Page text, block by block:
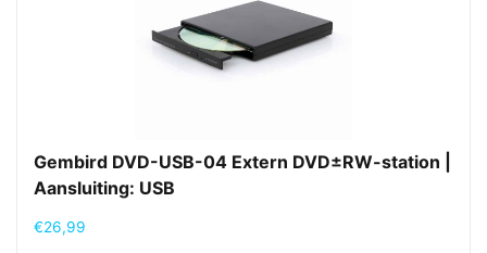
Gembird DVD-USB-04 Extern DVD±RW-station |
Aansluiting: USB
€26,99